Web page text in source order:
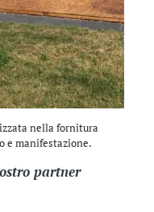
nella fornitura
e manifestazione.
partner